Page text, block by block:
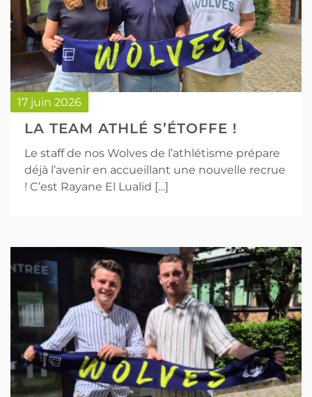
17 juin 2026
LA TEAM ATHLÉ S’ÉTOFFE !
Le staff de nos Wolves de l’athlétisme prépare
déjà l’avenir en accueillant une nouvelle recrue
! C’est Rayane El Lualid […]